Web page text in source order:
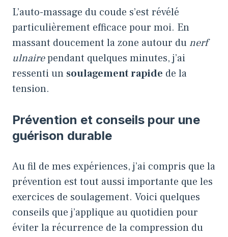
L’auto-massage du coude s’est révélé
particulièrement efficace pour moi. En
massant doucement la zone autour dunerf
ulnairependant quelques minutes, j’ai
ressenti un soulagement rapide de la
tension.
Prévention et conseils pour une
guérison durable
Au fil de mes expériences, j’ai compris que la
prévention est tout aussi importante que les
exercices de soulagement. Voici quelques
conseils que j’applique au quotidien pour
éviter la récurrence de la compression du